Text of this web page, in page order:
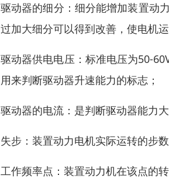
驱动器的细分：细分能增加装置动
过加大细分可以得到改善，使电机
驱动器供电电压：标准电压为50-
用来判断驱动器升速能力的标志；
驱动器的电流：是判断驱动器能力
失步：装置动力电机实际运转的步
工作频率点：装置动力机在该点的转